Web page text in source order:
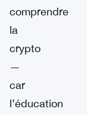
comprendre
la
crypto
—
car
l’éducation